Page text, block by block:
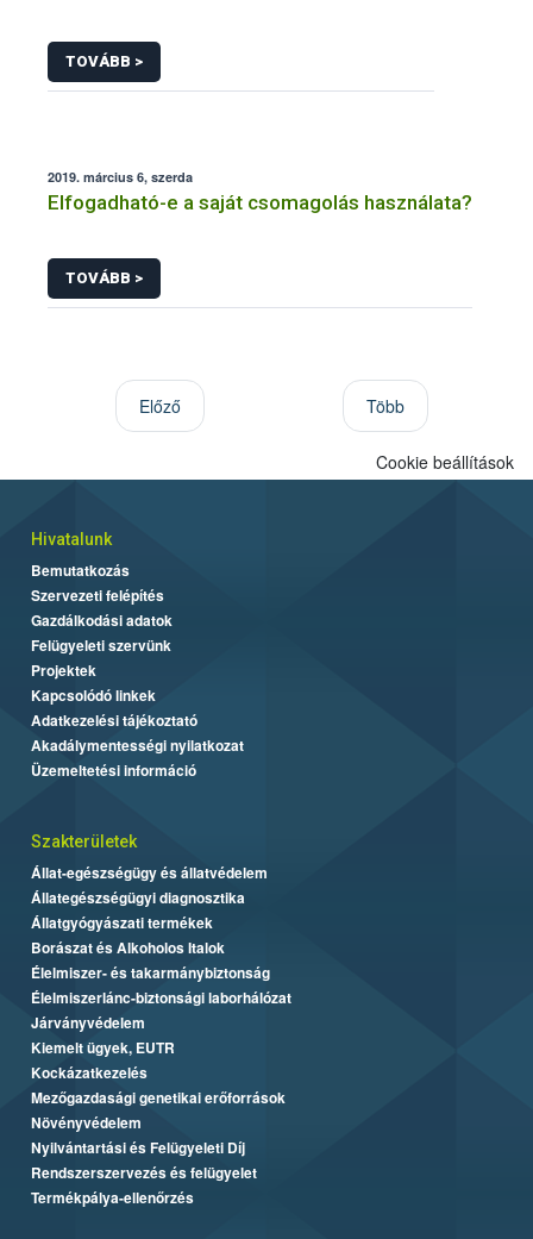
TOVÁBB >
2019. március 6, szerda
Elfogadható-e a saját csomagolás használata?
TOVÁBB >
Előző Több
Cookie beállítások
Hivatalunk
Bemutatkozás
Szervezeti felépítés
Gazdálkodási adatok
Felügyeleti szervünk
Projektek
Kapcsolódó linkek
Adatkezelési tájékoztató
Akadálymentességi nyilatkozat
Üzemeltetési információ
Szakterületek
Állat-egészségügy és állatvédelem
Állategészségügyi diagnosztika
Állatgyógyászati termékek
Borászat és Alkoholos Italok
Élelmiszer- és takarmánybiztonság
Élelmiszerlánc-biztonsági laborhálózat
Járványvédelem
Kiemelt ügyek, EUTR
Kockázatkezelés
Mezőgazdasági genetikai erőforrások
Növényvédelem
Nyilvántartási és Felügyeleti Díj
Rendszerszervezés és felügyelet
Termékpálya-ellenőrzés